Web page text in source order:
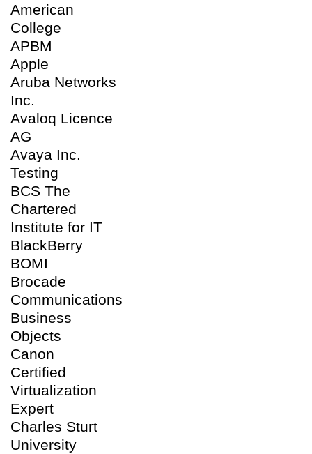
American
College
APBM
Apple
Aruba Networks
Inc.
Avaloq Licence
AG
Avaya Inc.
Testing
BCS The
Chartered
Institute for IT
BlackBerry
BOMI
Brocade
Communications
Business
Objects
Canon
Certified
Virtualization
Expert
Charles Sturt
University